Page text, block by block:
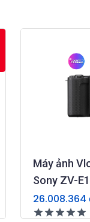
Máy ảnh
Sony ZV-
26.008.364